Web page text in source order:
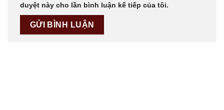
duyệt này cho lần bình luận kế tiếp của tôi.